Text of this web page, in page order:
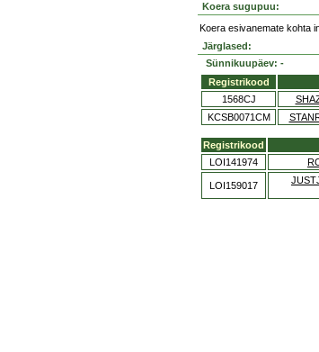
Koera sugupuu:
Koera esivanemate kohta
Järglased:
Sünnikuupäev: -
Registrikood
1568CJ
KCSB0071CM
Registrikood
LOI141974
LOI159017